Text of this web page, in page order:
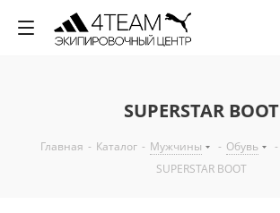
SUPERSTAR BOOT
Главная - Каталог - Мужчины - Обувь -
SUPERSTAR BOOT